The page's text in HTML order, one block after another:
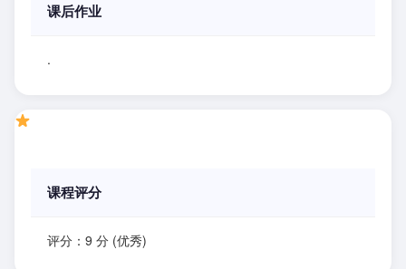
课后作业
.
课程评分
评分：9 分 (优秀)